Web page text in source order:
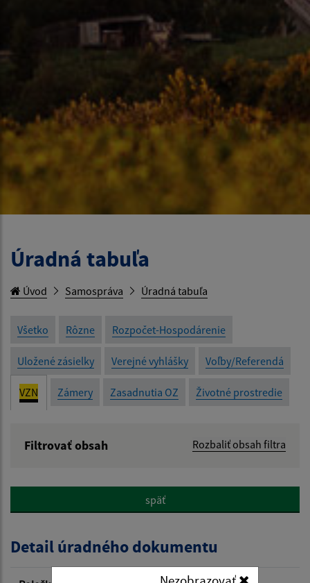
Úradná tabuľa
Úvod Samospráva Úradná tabuľa
Všetko Rôzne Rozpočet-Hospodárenie
Uložené zásielky Verejné vyhlášky Voľby/Referendá
VZN Zámery Zasadnutia OZ Životné prostredie
Filtrovať obsah Rozbaliť obsah filtra
Popis:
Dátum zverejnenia od:
späť
Detail úradného dokumentu